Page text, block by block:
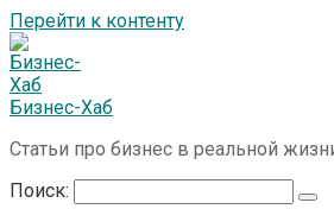
Перейти к контенту
Бизнес-Хаб
Статьи про бизнес в реальной
Поиск: